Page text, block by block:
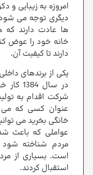
امروزه به زیبایی و
دیگری توجه می شود
ها عادت دارند که
خانه خود را عوض
دارند تا کیفیت آن.
یکی از برندهای
در سال
شرکت اقدام به
عنوان کسی که می
خانگی بخرید می
عواملی که باعث
مردم شناخته
است. بسیاری از
استقبال کردند.